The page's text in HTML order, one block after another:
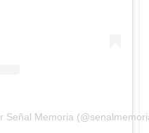
Señal Memoria